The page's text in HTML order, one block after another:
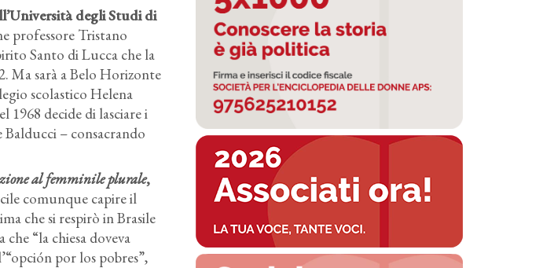
degli Studi di
professore Tristano
Santo di Lucca che la
Ma sarà a Belo Horizonte
scolastico Helena
1968 decide di lasciare i
– consacrando
al femminile plurale,
comunque capire il
che si respirò in Brasile
“la chiesa doveva
por los pobres”,